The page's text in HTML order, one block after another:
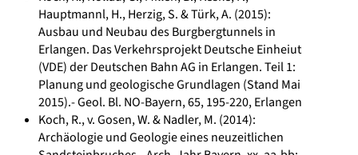
Hauptmannl, H., Herzig, S. & Türk, A. (2015):
Ausbau und Neubau des Burgbergtunnels in
Erlangen. Das Verkehrsprojekt Deutsche Einheiut
(VDE) der Deutschen Bahn AG in Erlangen. Teil 1:
Planung und geologische Grundlagen (Stand Mai
2015).- Geol. Bl. NO-Bayern, 65, 195-220, Erlangen
Koch, R., v. Gosen, W. & Nadler, M. (2014):
Archäologie und Geologie eines neuzeitlichen